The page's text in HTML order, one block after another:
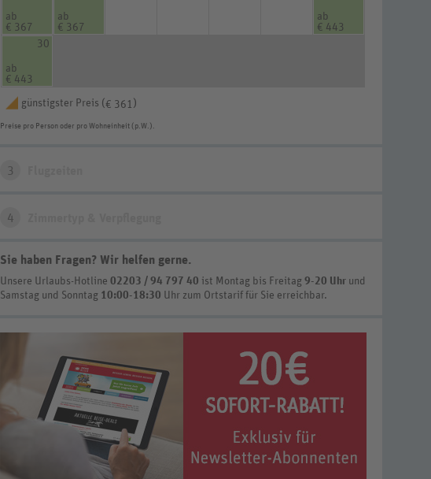
ab
€ 367
ab
€ 367
ab
€ 443
30
ab
€ 443
günstigster Preis ( € 361 )
Preise pro Person oder pro Wohneinheit (p.W.).
3
4
Sie haben Fragen? Wir helfen gerne.
Unsere Urlaubs-Hotline 02203 / 94 797 40 ist Montag bis Freitag 9-20 Uhr und
Samstag und Sonntag 10:00-18:30 Uhr zum Ortstarif für Sie erreichbar.